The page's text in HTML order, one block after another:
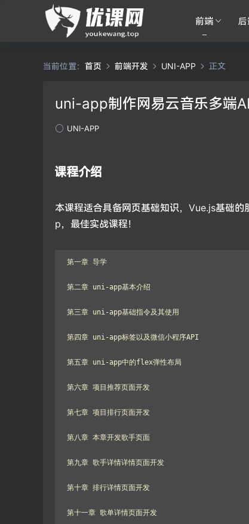
前端
当前位置： 首页 前端开发 UNI-APP 正文
uni-app制作网易云音乐多端
UNI-APP
课程介绍
本课程适合具备网页基础知识，Vue.js基础
p，最佳实战课程！
第一章 导学
第二章 uni-app基本介绍
第三章 uni-app基础指令及其使用
第四章 uni-app标签以及微信小程序API
第五章 uni-app中的flex弹性布局
第六章 项目推荐页面开发
第七章 项目排行页面开发
第八章 本章开发歌手页面
第九章 歌手详情详情页面开发
第十章 排行详情页面开发
第十一章 歌单详情页面开发